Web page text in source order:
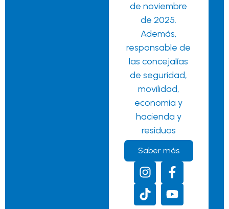
de noviembre
de 2025.
Además,
responsable de
las concejalías
de seguridad,
movilidad,
economía y
hacienda y
residuos
Saber más